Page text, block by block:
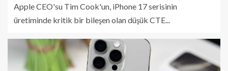
Apple CEO'su Tim Cook'un, iPhone 17 serisinin
üretiminde kritik bir bileşen olan düşük CTE...